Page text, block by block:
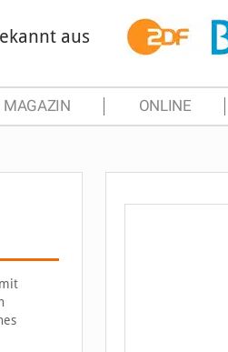
aus
MAGAZIN ONLINE